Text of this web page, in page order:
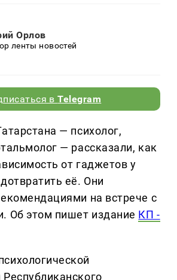
Орлов
ленты новостей
вTelegram
— психолог,
— рассказали, как
от гаджетов у
её. Они
на встрече с
Об этом пишет издание КП -